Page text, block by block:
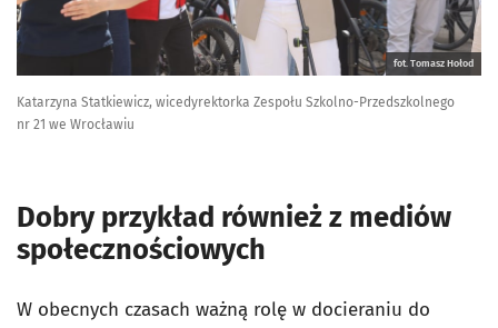
fot. Tomasz Hołod
Katarzyna Statkiewicz, wicedyrektorka Zespołu Szkolno-Przedszkolnego
nr 21 we Wrocławiu
Dobry przykład również z mediów
społecznościowych
W obecnych czasach ważną rolę w docieraniu do